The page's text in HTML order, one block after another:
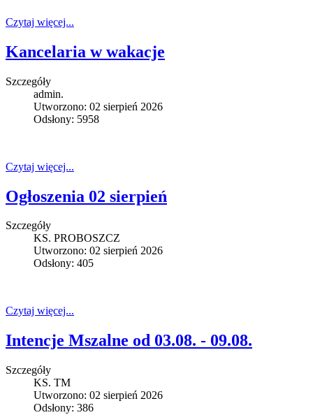
Czytaj więcej...
Kancelaria w wakacje
Szczegóły
admin.
Utworzono: 02 sierpień 2026
Odsłony: 5958
Czytaj więcej...
Ogłoszenia 02 sierpień
Szczegóły
KS. PROBOSZCZ
Utworzono: 02 sierpień 2026
Odsłony: 405
Czytaj więcej...
Intencje Mszalne od 03.08. - 09.08.
Szczegóły
KS. TM
Utworzono: 02 sierpień 2026
Odsłony: 386